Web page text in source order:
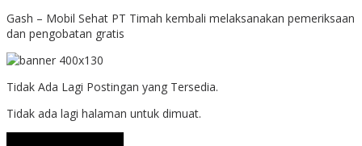
Gash – Mobil Sehat PT Timah kembali melaksanakan pemeriksaan
dan pengobatan gratis
Tidak Ada Lagi Postingan yang Tersedia.
Tidak ada lagi halaman untuk dimuat.